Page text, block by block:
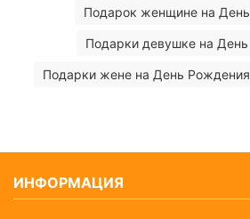
Подарок женщине на
Подарки девушке на
Подарки жене на День Рождения
ИНФОРМАЦИЯ